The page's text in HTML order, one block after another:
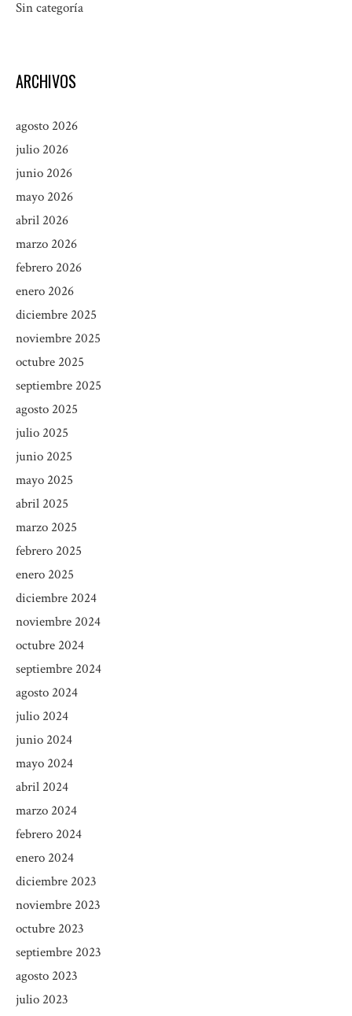
Sin categoría
ARCHIVOS
agosto 2026
julio 2026
junio 2026
mayo 2026
abril 2026
marzo 2026
febrero 2026
enero 2026
diciembre 2025
noviembre 2025
octubre 2025
septiembre 2025
agosto 2025
julio 2025
junio 2025
mayo 2025
abril 2025
marzo 2025
febrero 2025
enero 2025
diciembre 2024
noviembre 2024
octubre 2024
septiembre 2024
agosto 2024
julio 2024
junio 2024
mayo 2024
abril 2024
marzo 2024
febrero 2024
enero 2024
diciembre 2023
noviembre 2023
octubre 2023
septiembre 2023
agosto 2023
julio 2023